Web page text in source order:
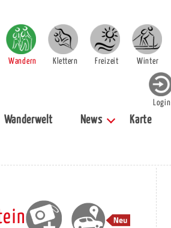
Wandern Klettern Freizeit Winter
Login
Wanderwelt News Karte